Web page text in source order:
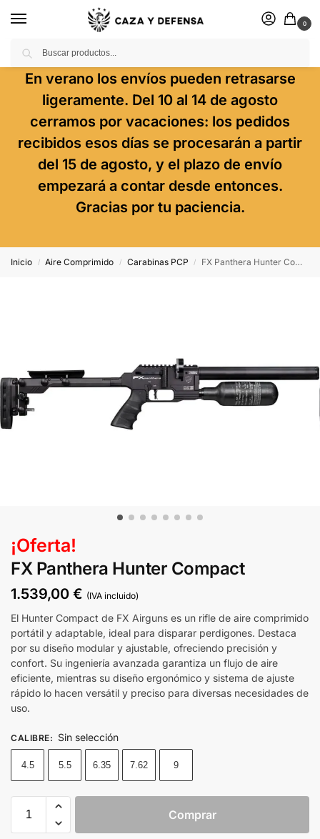
0
En verano los envíos pueden retrasarse
ligeramente. Del 10 al 14 de agosto
cerramos por vacaciones: los pedidos
recibidos esos días se procesarán a partir
del 15 de agosto, y el plazo de envío
empezará a contar desde entonces.
Gracias por tu paciencia.
Inicio / Aire Comprimido / Carabinas PCP / FX Panthera Hunter Compact
¡Oferta!
FX Panthera Hunter Compact
1.539,00 € (IVA incluido)
El Hunter Compact de FX Airguns es un rifle de aire comprimido
portátil y adaptable, ideal para disparar perdigones. Destaca
por su diseño modular y ajustable, ofreciendo precisión y
confort. Su ingeniería avanzada garantiza un flujo de aire
eficiente, mientras su diseño ergonómico y sistema de ajuste
rápido lo hacen versátil y preciso para diversas necesidades de
uso.
CALIBRE: Sin selección
4.5 5.5 6.35 7.62 9
Comprar